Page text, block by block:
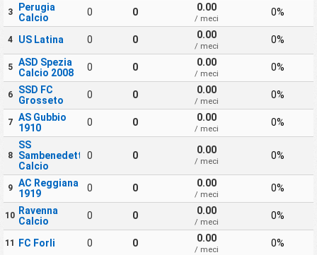
3
Perugia
Calcio
0 0 0.00
/ meci
0%
4 US Latina 0 0 0.00
/ meci
0%
5
ASD Spezia
Calcio 2008
0 0 0.00
/ meci
0%
6
SSD FC
Grosseto
0 0 0.00
/ meci
0%
7
AS Gubbio
1910
0 0 0.00
/ meci
0%
8
SS
Sambenedettese
Calcio
0 0 0.00
/ meci
0%
9
AC Reggiana
1919
0 0 0.00
/ meci
0%
10 Ravenna
Calcio
0 0 0.00
/ meci
0%
11 FC Forli 0 0 0.00
/ meci
0%